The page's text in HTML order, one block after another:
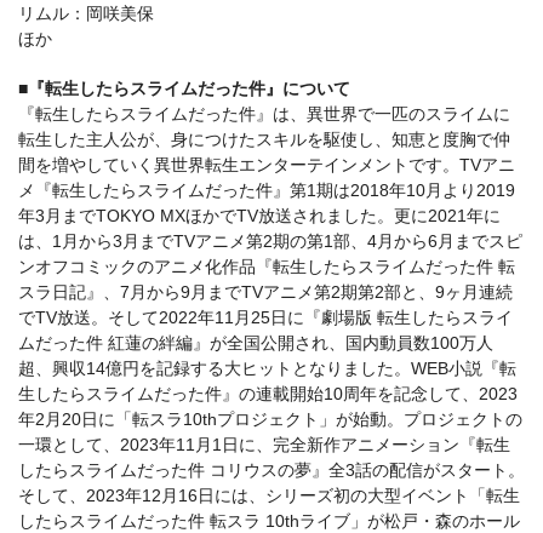
リムル：岡咲美保
ほか
■『転生したらスライムだった件』について
『転生したらスライムだった件』は、異世界で一匹のスライムに
転生した主人公が、身につけたスキルを駆使し、知恵と度胸で仲
間を増やしていく異世界転生エンターテインメントです。TVアニ
メ『転生したらスライムだった件』第1期は2018年10月より2019
年3月までTOKYO MXほかでTV放送されました。更に2021年に
は、1月から3月までTVアニメ第2期の第1部、4月から6月までスピ
ンオフコミックのアニメ化作品『転生したらスライムだった件 転
スラ日記』、7月から9月までTVアニメ第2期第2部と、9ヶ月連続
でTV放送。そして2022年11月25日に『劇場版 転生したらスライ
ムだった件 紅蓮の絆編』が全国公開され、国内動員数100万人
超、興収14億円を記録する大ヒットとなりました。WEB小説『転
生したらスライムだった件』の連載開始10周年を記念して、2023
年2月20日に「転スラ10thプロジェクト」が始動。プロジェクトの
一環として、2023年11月1日に、完全新作アニメーション『転生
したらスライムだった件 コリウスの夢』全3話の配信がスタート。
そして、2023年12月16日には、シリーズ初の大型イベント「転生
したらスライムだった件 転スラ 10thライブ」が松戸・森のホール